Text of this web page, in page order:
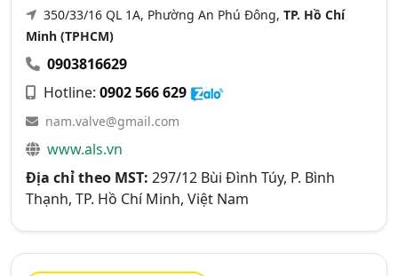
350/33/16 QL 1A, Phường An Phú Đông, TP. Hồ Chí
Minh (TPHCM)
0903816629
Hotline: 0902 566 629
nam.valve@gmail.com
www.als.vn
Địa chỉ theo MST: 297/12 Bùi Đình Túy, P. Bình
Thạnh, TP. Hồ Chí Minh, Việt Nam